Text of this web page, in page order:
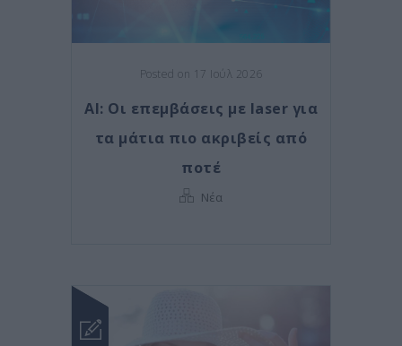
Posted on 17 Ιούλ 2026
AI: Οι επεμβάσεις με laser για
τα μάτια πιο ακριβείς από
ποτέ
Νέα